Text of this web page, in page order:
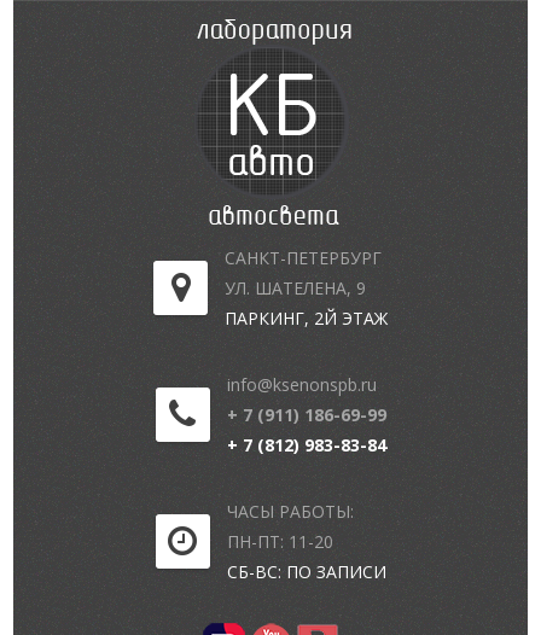
САНКТ-ПЕТЕРБУРГ
УЛ. ШАТЕЛЕНА, 9
ПАРКИНГ, 2Й ЭТАЖ
info@ksenonspb.ru
+ 7 (911) 186-69-99
+ 7 (812) 983-83-84
ЧАСЫ РАБОТЫ:
ПН-ПТ: 11-20
СБ-ВС: ПО ЗАПИСИ